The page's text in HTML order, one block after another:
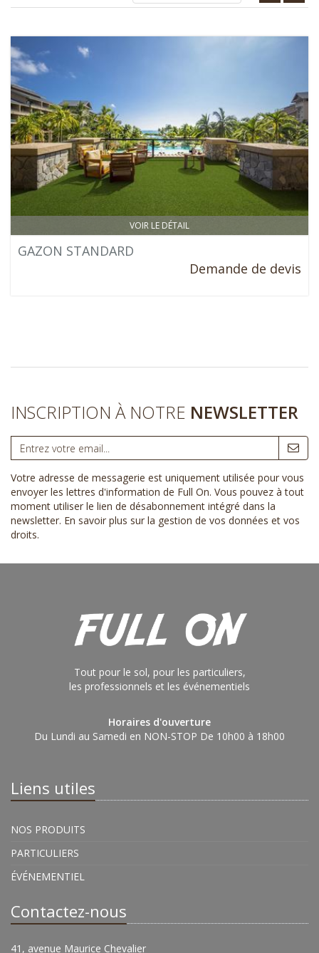
VOIR LE DÉTAIL
GAZON STANDARD
Demande de devis
INSCRIPTION À NOTRE NEWSLETTER
Votre adresse de messagerie est uniquement utilisée pour vous
envoyer les lettres d'information de Full On. Vous pouvez à tout
moment utiliser le lien de désabonnement intégré dans la
newsletter. En savoir plus sur la gestion de vos données et vos
droits.
Tout pour le sol, pour les particuliers,
les professionnels et les événementiels
Horaires d'ouverture
Du Lundi au Samedi en NON-STOP De 10h00 à 18h00
Liens utiles
NOS PRODUITS
PARTICULIERS
ÉVÉNEMENTIEL
Contactez-nous
41, avenue Maurice Chevalier